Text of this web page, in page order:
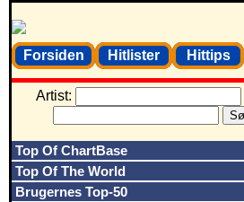
Forsiden Hitlister Hittips
Artist:
Top Of ChartBase
Top Of The World
Brugernes Top-50